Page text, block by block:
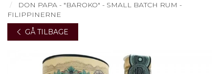
DON PAPA - "BAROKO" - SMALL BATCH RUM -
FILIPPINERNE
GÅ TILBAGE